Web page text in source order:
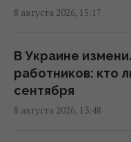
скорейшего
В
боевой вертолет:
12:17 суббота, 08 августа
8 августа 2026, 15:17
В Украине
работников: кто
сентября
8 августа 2026, 13:48